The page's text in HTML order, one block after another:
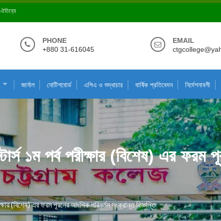
ঐতিহ্যে
PHONE
+880 31-616045
EMAIL
জার্নাল নোটিশবোর্ড এপিএ ও শুদ্ধাচার বার্ষিক প্রতিবেদন নির্দেশনাবলী
১ম পর্ব পরীক্ষার (বিশেষ) এর
(বিশেষ) এর ফরম পূরনের আংশিক পরিবর্তন সংক্রান্ত বিজ্ঞপ্তি